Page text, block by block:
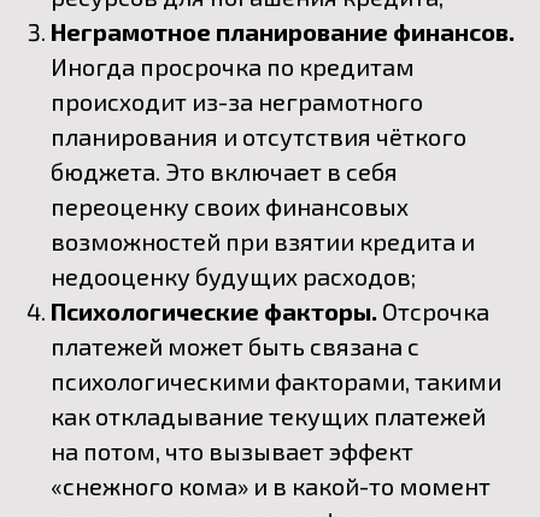
Неграмотное планирование финансов.
Иногда просрочка по кредитам
происходит из-за неграмотного
планирования и отсутствия чёткого
бюджета. Это включает в себя
переоценку своих финансовых
возможностей при взятии кредита и
недооценку будущих расходов;
Психологические факторы. Отсрочка
платежей может быть связана с
психологическими факторами, такими
как откладывание текущих платежей
на потом, что вызывает эффект
«снежного кома» и в какой-то момент